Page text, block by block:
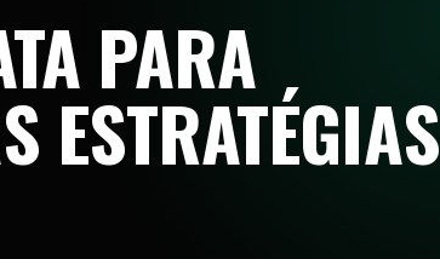
PARA
ESTRATÉGIAS